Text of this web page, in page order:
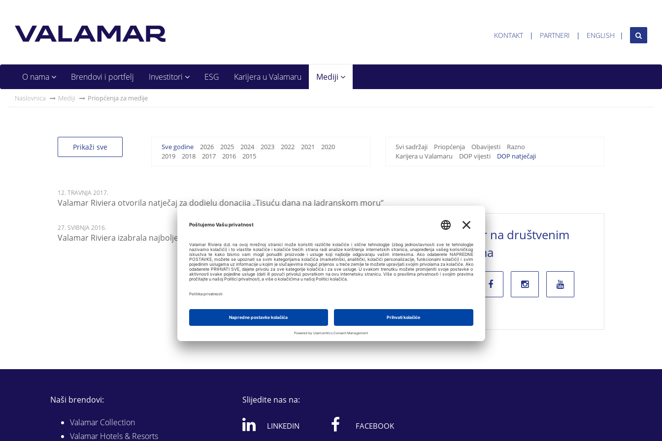
KONTAKT PARTNERI ENGLISH
O nama Brendovi i portfelj Investitori ESG Karijera u Valamaru Mediji
Naslovnica Mediji Priopćenja za medije
Prikaži sve Sve godine 2026 2025 2024 2023 2022 2021
2020
2019
2018 2017 2016 2015
Svi sadržaji Priopćenja Obavijesti
Razno
Karijera u Valamaru
DOP vijesti DOP natječaji
12. TRAVNJA 2017.
Valamar Riviera otvorila natječaj za dodjelu donacija „Tisuću dana na Jadranskom moru“
27. SVIBNJA 2016.
Valamar Riviera izabrala najbolje projekte za zaštitu jadranske obale i mora
Valamar na društvenim
mrežama
Naši brendovi:
Valamar Collection
Valamar Hotels & Resorts
Slijedite nas na:
LINKEDIN FACEBOOK